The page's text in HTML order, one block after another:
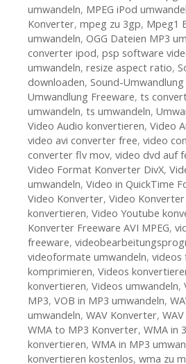
umwandeln, MPEG iPod
Konverter, mpeg zu 3gp, Mpeg1
umwandeln, OGG Dateien MP3
converter ipod, psp software
umwandeln, resize aspect ratio,
downloaden, Sound-
Umwandlung Freeware, ts
umwandeln, ts umwandeln,
Video Audio konvertieren, Video
video avi converter free, video
converter flv mov, video dvd auf
Video Format Konverter DivX,
umwandeln, Video in QuickTime
Video Konverter, Video
konvertieren, Video Youtube
Konverter Freeware AVI MPEG,
freeware,
videoformate umwandeln, videos
komprimieren, Videos
konvertieren, Videos umwandeln,
MP3, VOB in MP3 umwandeln,
umwandeln, WAV Konverter,
WMA to MP3 Konverter, WMA in
konvertieren, WMA in MP3
konvertieren kostenlos, wma zu